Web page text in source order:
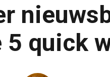
5 quick